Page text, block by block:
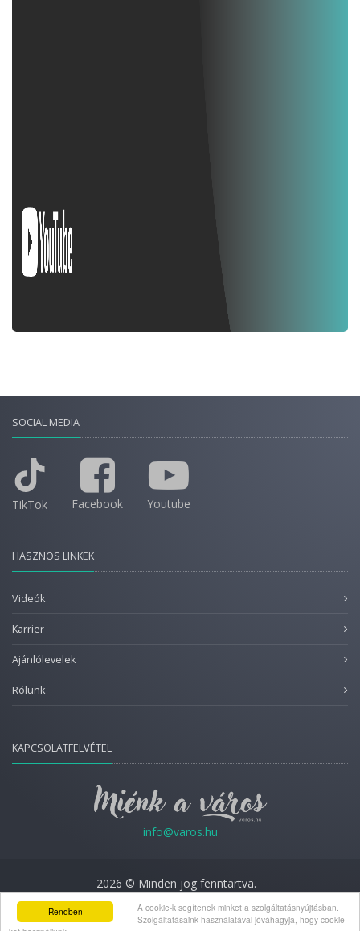
Rendben
A cookie-k segítenek minket a szolgáltatásnyújtásban.
Szolgáltatásaink használatával jóváhagyja, hogy cookie-
SOCIAL MEDIA
TikTok Facebook Youtube
HASZNOS LINKEK
Videók
Karrier
Ajánlólevelek
Rólunk
KAPCSOLATFELVÉTEL
info@varos.hu
2026 © Minden jog fenntartva.
Adatkezelési nyilatkozat